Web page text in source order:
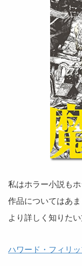
私はホラー小説も
作品についてはあ
より詳しく知りた
ハワード・フィリ